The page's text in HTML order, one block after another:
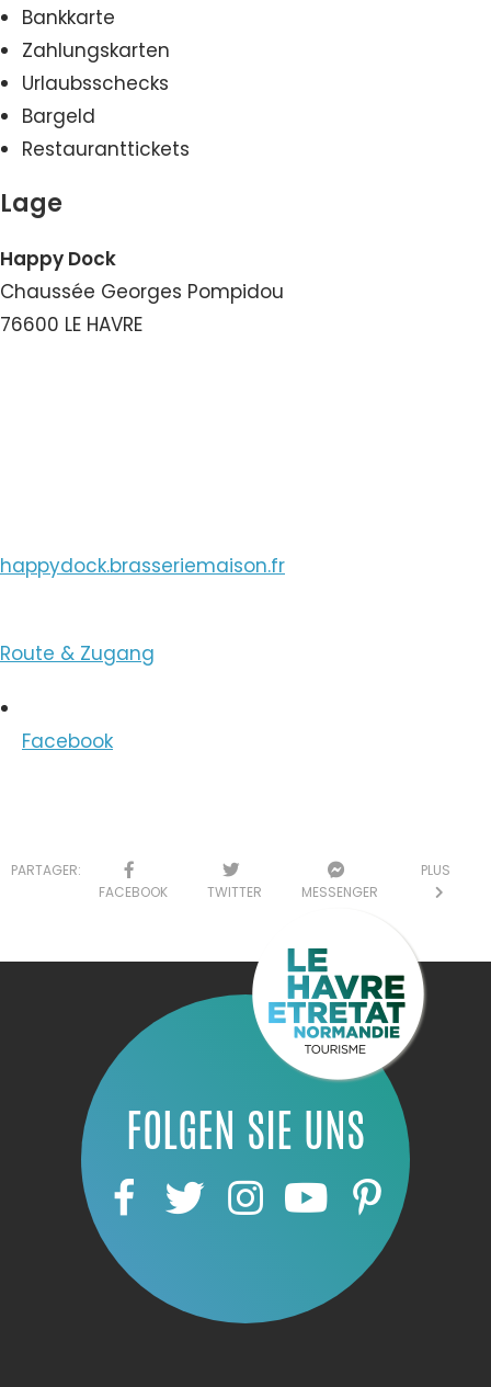
Bankkarte
Zahlungskarten
Urlaubsschecks
Bargeld
Restauranttickets
Lage
Happy Dock
Chaussée Georges Pompidou
76600 LE HAVRE
happydock.brasseriemaison.fr
Route & Zugang
Facebook
PARTAGER:
FACEBOOK
TWITTER MESSENGER
PLUS
FOLGEN SIE UNS